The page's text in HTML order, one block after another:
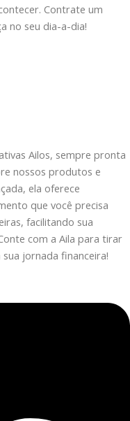
Contrate um
no seu dia-a-dia!
Ailos, sempre pronta
nossos produtos e
ela oferece
que você precisa
facilitando sua
com a Aila para tirar
jornada financeira!